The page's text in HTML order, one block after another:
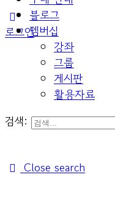
로그인
블로그
멤버십
강좌
그룹
게시판
활용자료
검색:
Close search